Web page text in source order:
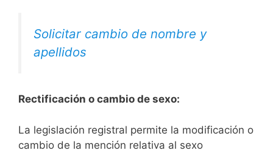
Solicitar cambio de nombre y
apellidos
Rectificación o cambio de sexo:
La legislación registral permite la modificación o
cambio de la mención relativa al sexo